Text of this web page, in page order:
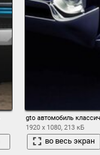
gto автомобиль
1920 x 1080, 213 кБ
во весь экран